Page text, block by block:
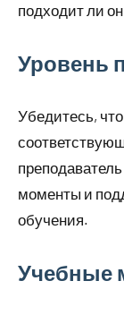
подходит ли
Уровень
Убедитесь,
моменты и
обучения.
Учебные